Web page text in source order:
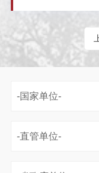
陶长海参加会见
-国家单位-
-直管单位-